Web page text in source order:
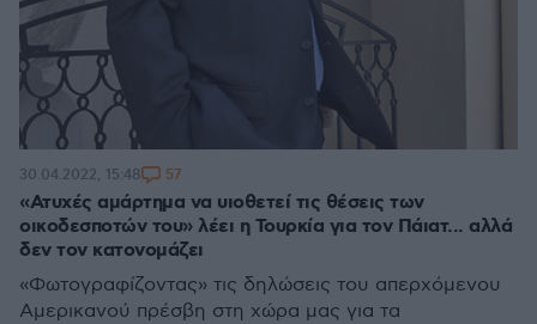
«Ατυχές αμάρτημα να υιοθετεί τις θέσεις των
οικοδεσποτών του» λέει η Τουρκία για τον Πάιατ... αλλά
δεν τον κατονομάζει
«Φωτογραφίζοντας» τις δηλώσεις του απερχόμενου
Αμερικανού πρέσβη στη χώρα μας για τα
30.04.2022, 15:48 57